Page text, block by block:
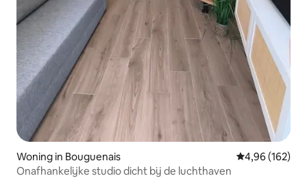
Woning in Bouguenais Gemiddelde
4,96 (162)
Onafhankelijke studio dicht bij de luchthaven